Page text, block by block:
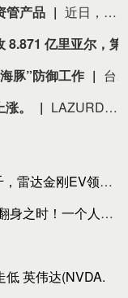
管产品
近日，全球资产管理机构范达高级产品经理John Patrick Lee透露，美国机构投资者开始布局中国半导体，最早或于9月底将长鑫科技纳入范达旗下ETF。 范达成立于1955年，总部位于纽约，是一家由创始家族持有的全球资产管理公司，在纽约、上海、法兰克福、苏黎世、阿姆斯特丹、伦敦、悉尼等地设有办公室，旗下产品涵盖ETF、共同基金（公募基金）和专户等。其在中国拥有私募机构范达私募基金管理（上海）有限公司。 截至2026年6月30日，范达全球管理资产规模约2374亿美元。它管理着全球规模最大的半导体ETF——SMH，截至8月初，该基金总净资产约700亿美元。今年6月，范达(VanEck)在美国推出首只聚焦中国半导体的ETF——SMHC。（中国基金报）
豚”防御工作
台风“白海豚”带来的风雨影响逐渐显现。8月9日，苏州市委书记范波在太仓市检查督导台风“白海豚”防御工作，深入太仓港现场察看船只回港避风、大型机械防风、集装箱加固管理等情况，来到浏河节制闸检查运行情况和防台风准备。范波强调，当前台风“白海豚”防御工作已经到了最吃劲的阶段。要深入学习贯彻习近平总书记关于防汛救灾工作的重要指示精神，认真落实党中央、国务院决策部署及省委、省政府工作要求，树牢“一个目标、四个宁可”理念，坚持人民至上、生命至上，全力以赴落实防台风部署要
。 LAZURDE珠宝：季度金价上涨。
刚EV领跑新能源皮
一个人的出现让李逵
低 英伟达(NVDA.